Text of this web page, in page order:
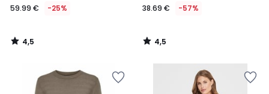
59.99 € -25%
4,5
/
38.69 € -57%
4,5
/